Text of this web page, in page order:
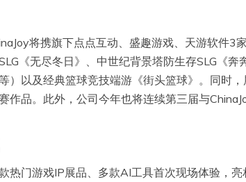
将携旗下点点互动、盛趣游戏、天游软件3
《无尽冬日》、中世纪背景塔防生存SLG《
）以及经典篮球竞技端游《街头篮球》。同时
作品。此外，公司今年也将连续第三届与
热门游戏IP展品、多款AI工具首次现场体验，亮